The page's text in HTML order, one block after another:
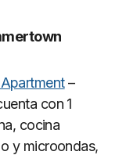
–
con 1
cocina
y microondas,